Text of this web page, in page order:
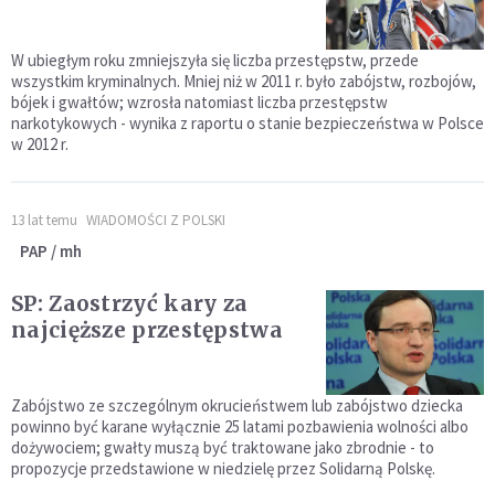
W ubiegłym roku zmniejszyła się liczba przestępstw, przede
wszystkim kryminalnych. Mniej niż w 2011 r. było zabójstw, rozbojów,
bójek i gwałtów; wzrosła natomiast liczba przestępstw
narkotykowych - wynika z raportu o stanie bezpieczeństwa w Polsce
w 2012 r.
13 lat temu WIADOMOŚCI Z POLSKI
PAP / mh
SP: Zaostrzyć kary za
najcięższe przestępstwa
Zabójstwo ze szczególnym okrucieństwem lub zabójstwo dziecka
powinno być karane wyłącznie 25 latami pozbawienia wolności albo
dożywociem; gwałty muszą być traktowane jako zbrodnie - to
propozycje przedstawione w niedzielę przez Solidarną Polskę.